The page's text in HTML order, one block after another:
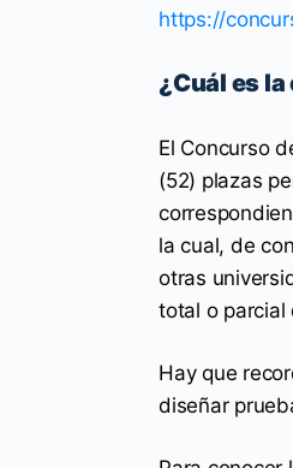
https://
¿Cuál es
El Concurso
(52) plazas
la cual, de
otras
total o parcial
Hay que
diseñar